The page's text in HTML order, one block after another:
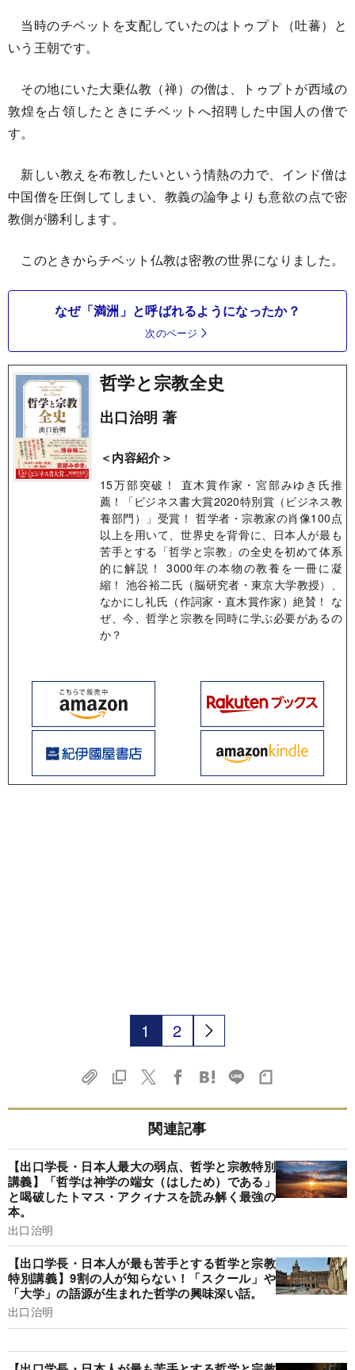
当時のチベットを支配していたのはトゥプト（吐蕃）と
いう王朝です。
その地にいた大乗仏教（禅）の僧は、トゥプトが西域の
敦煌を占領したときにチベットへ招聘した中国人の僧で
す。
新しい教えを布教したいという情熱の力で、インド僧は
中国僧を圧倒してしまい、教義の論争よりも意欲の点で密
教側が勝利します。
このときからチベット仏教は密教の世界になりました。
なぜ「満洲」と呼ばれるようになったか？
次のページ
哲学と宗教全史
出口治明 著
＜内容紹介＞
15万部突破！ 直木賞作家・宮部みゆき氏推
薦！「ビジネス書大賞2020特別賞（ビジネス教
養部門）」受賞！ 哲学者・宗教家の肖像100点
以上を用いて、世界史を背骨に、日本人が最も
苦手とする「哲学と宗教」の全史を初めて体系
的に解説！ 3000年の本物の教養を一冊に凝
縮！ 池谷裕二氏（脳研究者・東京大学教授）、
なかにし礼氏（作詞家・直木賞作家）絶賛！ な
ぜ、今、哲学と宗教を同時に学ぶ必要があるの
か？
1 2
関連記事
【出口学長・日本人最大の弱点、哲学と宗教特別
講義】「哲学は神学の端女（はしため）である」
と喝破したトマス・アクィナスを読み解く最強の
本。
出口治明
【出口学長・日本人が最も苦手とする哲学と宗教
特別講義】9割の人が知らない！「スクール」や
「大学」の語源が生まれた哲学の興味深い話。
出口治明